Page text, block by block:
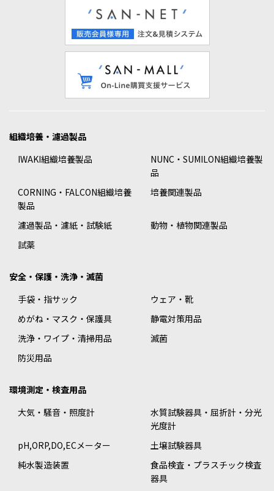
組織培養・濾過製品
IWAKI組織培養製品
NUNC・SUMILON組織培養製
品
CORNING・FALCON組織培養
製品
培養関連製品
濾過製品・濾紙・試験紙
動物・植物関連製品
試薬
安全・保護・洗浄・滅菌
手袋・指サック
ウェア・靴
めがね・マスク・保護具
静電対策用品
洗浄・ワイプ・清掃用品
滅菌
防災用品
環境測定・検査用品
大気・騒音・照度計
水質試験器具・屈折計・分光
光度計
pH,ORP,DO,ECメーター
土壌試験器具
純水製造装置
食品検査・プラスチック検査
器具